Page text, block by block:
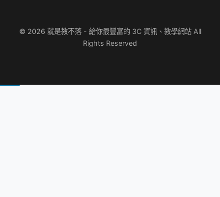
© 2026 就是教不落 - 給你最豐富的 3C 資訊、教學網站 All
Rights Reserved